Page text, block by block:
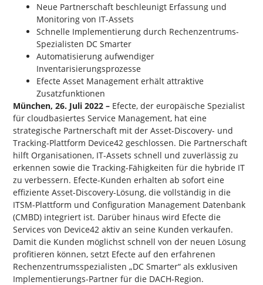
Neue Partnerschaft beschleunigt Erfassung und
Monitoring von IT-Assets
Schnelle Implementierung durch Rechenzentrums-
Spezialisten DC Smarter
Automatisierung aufwendiger
Inventarisierungsprozesse
Efecte Asset Management erhält attraktive
Zusatzfunktionen
München, 26. Juli 2022 – Efecte, der europäische Spezialist
für cloudbasiertes Service Management, hat eine
strategische Partnerschaft mit der Asset-Discovery- und
Tracking-Plattform Device42 geschlossen. Die Partnerschaft
hilft Organisationen, IT-Assets schnell und zuverlässig zu
erkennen sowie die Tracking-Fähigkeiten für die hybride IT
zu verbessern. Efecte-Kunden erhalten ab sofort eine
effiziente Asset-Discovery-Lösung, die vollständig in die
ITSM-Plattform und Configuration Management Datenbank
(CMBD) integriert ist. Darüber hinaus wird Efecte die
Services von Device42 aktiv an seine Kunden verkaufen.
Damit die Kunden möglichst schnell von der neuen Lösung
profitieren können, setzt Efecte auf den erfahrenen
Rechenzentrumsspezialisten „DC Smarter“ als exklusiven
Implementierungs-Partner für die DACH-Region.